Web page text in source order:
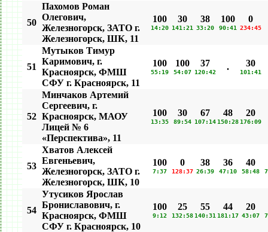
50
Пахомов Роман
Олегович,
Железногорск, ЗАТО г.
Железногорск, ШК, 11
100
14:20
30
141:21
38
33:20
100
90:41
0
234:45
51
Мутыков Тимур
Каримович, г.
Красноярск, ФМШ
СФУ г. Красноярск, 11
100
55:19
100
54:07
37
120:42
. 30
101:41
52
Минчаков Артемий
Сергеевич, г.
Красноярск, МАОУ
Лицей № 6
«Перспектива», 11
100
13:35
30
89:54
67
107:14
48
150:28
20
176:09
53
Хватов Алексей
Евгеньевич,
Железногорск, ЗАТО г.
Железногорск, ШК, 10
100
7:37
0
128:37
38
26:39
36
47:10
40
58:48
54
Утусиков Ярослав
Брониславович, г.
Красноярск, ФМШ
СФУ г. Красноярск, 10
100
9:12
25
132:58
55
140:31
44
181:17
20
43:07